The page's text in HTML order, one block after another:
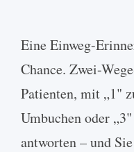
Eine Einweg-
Chance. Zwei-
Patienten, mit „1"
Umbuchen oder
antworten – und